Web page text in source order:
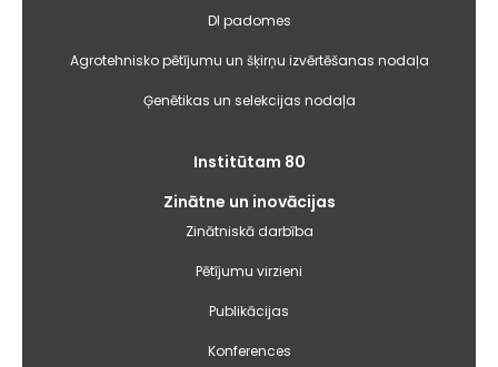
DI padomes
Agrotehnisko pētījumu un šķirņu izvērtēšanas nodaļa
Ģenētikas un selekcijas nodaļa
Institūtam 80
Zinātne un inovācijas
Zinātniskā darbība
Pētījumu virzieni
Publikācijas
Konferences